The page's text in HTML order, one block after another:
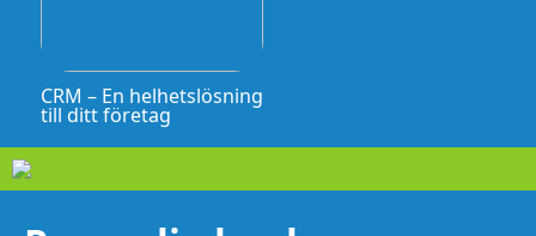
CRM – En helhetslösning
till ditt företag